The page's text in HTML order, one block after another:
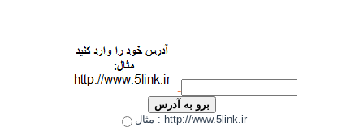
مثال : http://www.5link.ir